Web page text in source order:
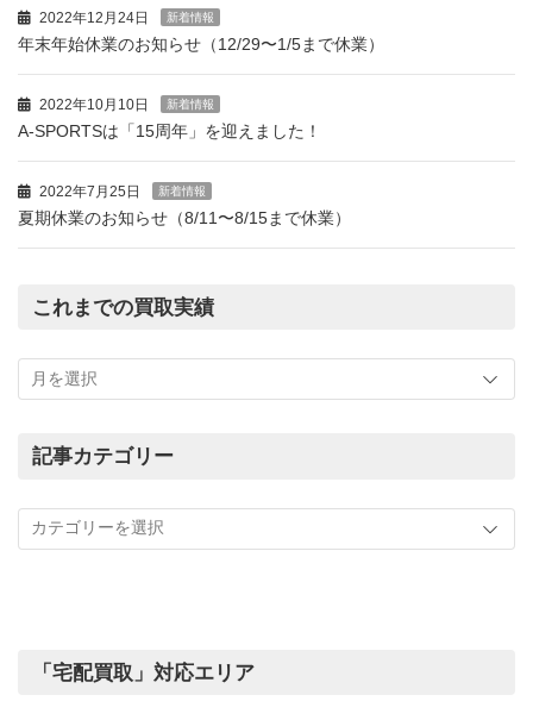
2022年12月24日 新着情報
年末年始休業のお知らせ（12/29〜1/5まで休業）
2022年10月10日 新着情報
A-SPORTSは「15周年」を迎えました！
2022年7月25日 新着情報
夏期休業のお知らせ（8/11〜8/15まで休業）
これまでの買取実績
ま
の
績
記事カテゴリー
カ
「宅配買取」対応エリア